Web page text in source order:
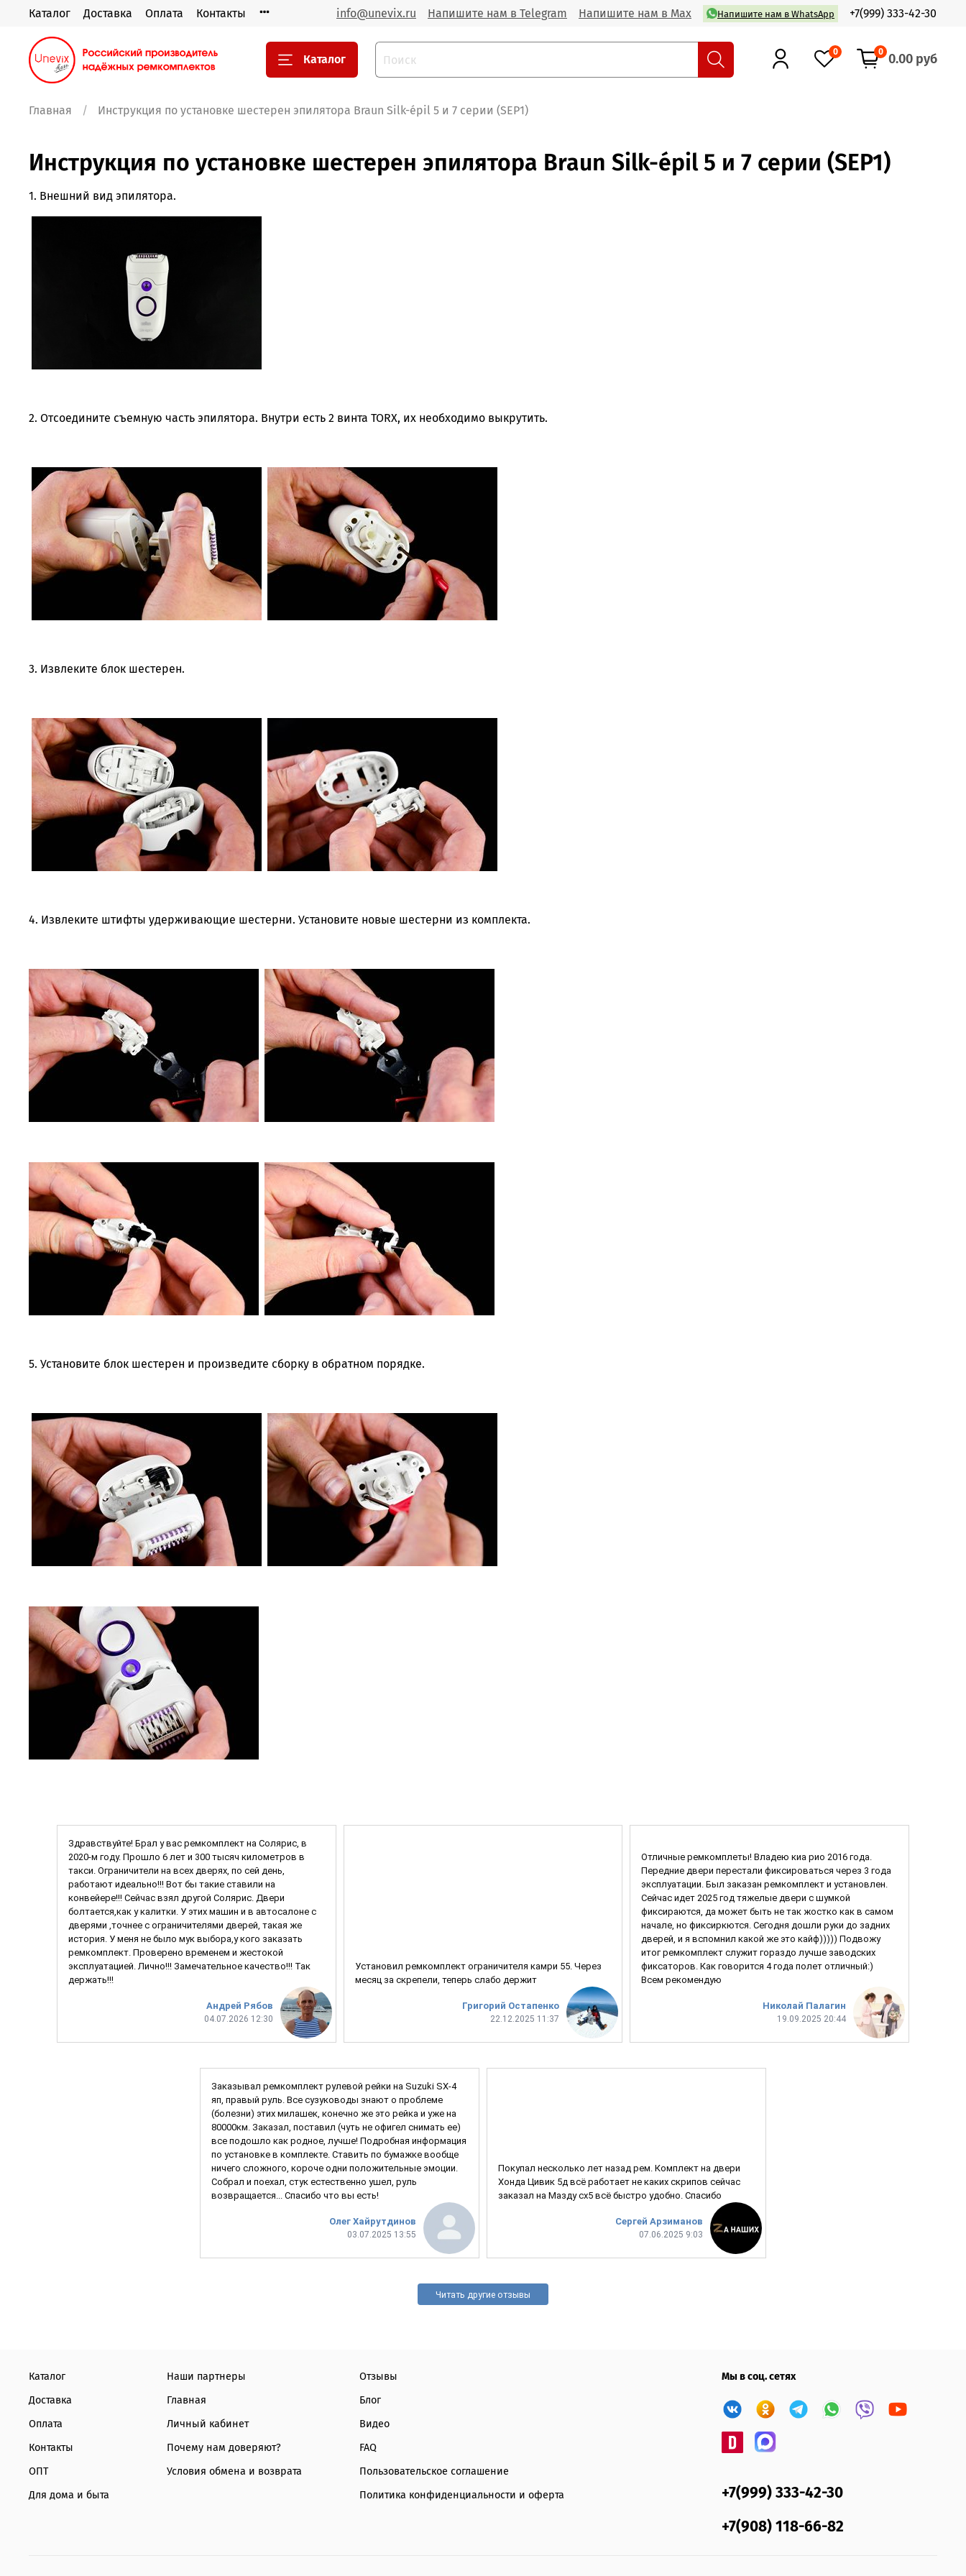
Каталог Доставка Оплата Контакты info@unevix.ru Напишите нам в Telegram Напишите нам в Max Напишите нам в WhatsApp +7(999) 333-42-30
Каталог
0 0 0.00 руб
Главная Инструкция по установке шестерен эпилятора Braun Silk-épil 5 и 7 серии (SEP1)
Инструкция по установке шестерен эпилятора Braun Silk-épil 5 и 7 серии (SEP1)
1. Внешний вид эпилятора.
2. Отсоедините съемную часть эпилятора. Внутри есть 2 винта TORX, их необходимо выкрутить.
3. Извлеките блок шестерен.
4. Извлеките штифты удерживающие шестерни. Установите новые шестерни из комплекта.
5. Установите блок шестерен и произведите сборку в обратном порядке.
Андрей Рябов
04.07.2026 12:30
Здравствуйте! Брал у вас ремкомплект на Солярис, в
2020-м году. Прошло 6 лет и 300 тысяч километров в
такси. Ограничители на всех дверях, по сей день,
работают идеально!!! Вот бы такие ставили на
конвейере!!! Сейчас взял другой Солярис. Двери
болтается,как у калитки. У этих машин и в автосалоне с
дверями ,точнее с ограничителями дверей, такая же
история. У меня не было мук выбора,у кого заказать
ремкомплект. Проверено временем и жестокой
эксплуатацией. Лично!!! Замечательное качество!!! Так
держать!!!
Григорий Остапенко
22.12.2025 11:37
Установил ремкомплект ограничителя камри 55. Через
месяц за скрепели, теперь слабо держит
Николай Палагин
19.09.2025 20:44
Отличные ремкомплеты! Владею киа рио 2016 года.
Передние двери перестали фиксироваться через 3 года
эксплуатации. Был заказан ремкомплект и установлен.
Сейчас идет 2025 год тяжелые двери с шумкой
фиксираются, да может быть не так жостко как в самом
начале, но фиксиркются. Сегодня дошли руки до задних
дверей, и я вспомнил какой же это кайф))))) Подвожу
итог ремкомплект служит гораздо лучше заводских
фиксаторов. Как говорится 4 года полет отличный:)
Всем рекомендую
Олег Хайрутдинов
03.07.2025 13:55
Заказывал ремкомплект рулевой рейки на Suzuki SX-4
яп, правый руль. Все сузуководы знают о проблеме
(болезни) этих милашек, конечно же это рейка и уже на
80000км. Заказал, поставил (чуть не офигел снимать ее)
все подошло как родное, лучше! Подробная информация
по установке в комплекте. Ставить по бумажке вообще
ничего сложного, короче одни положительные эмоции.
Собрал и поехал, стук естественно ушел, руль
возвращается... Спасибо что вы есть!
Сергей Арзиманов
07.06.2025 9:03
Покупал несколько лет назад рем. Комплект на двери
Хонда Цивик 5д всё работает не каких скрипов сейчас
заказал на Мазду сх5 всё быстро удобно. Спасибо
Читать другие отзывы
Каталог
Доставка
Оплата
Контакты
ОПТ
Для дома и быта
Наши партнеры
Главная
Личный кабинет
Почему нам доверяют?
Условия обмена и возврата
Отзывы
Блог
Видео
FAQ
Пользовательское соглашение
Политика конфиденциальности и оферта
Мы в соц. сетях
+7(999) 333-42-30
+7(908) 118-66-82